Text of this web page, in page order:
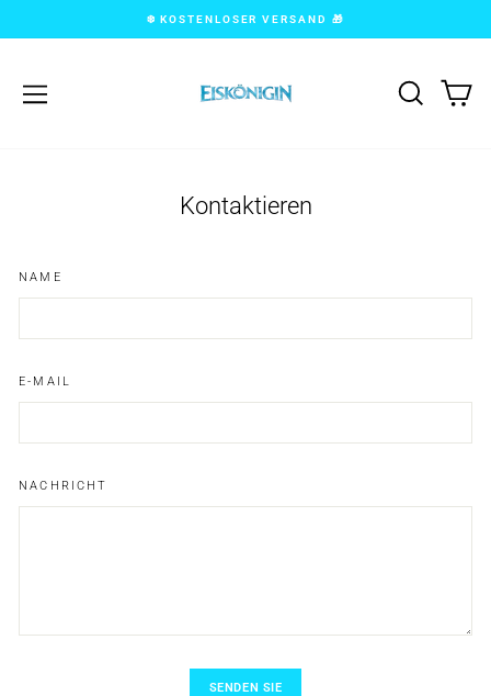
❄️ KOSTENLOSER VERSAND 🎁
SUCHEN
Kontaktieren
NAME
E-MAIL
NACHRICHT
SENDEN SIE